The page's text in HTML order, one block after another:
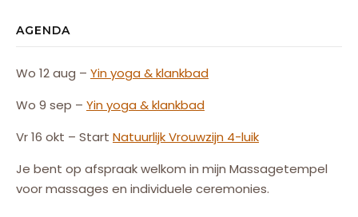
AGENDA
Wo 12 aug – Yin yoga & klankbad
Wo 9 sep – Yin yoga & klankbad
Vr 16 okt – Start NatuurlijkVrouwzijn 4-luik
Je bent op afspraak welkom in mijn Massagetempel
voor massages en individuele ceremonies.